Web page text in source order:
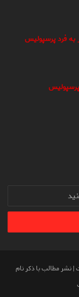
به فرد پرسپولیس
پرسپولیس
نشر مطالب با ذکر نام